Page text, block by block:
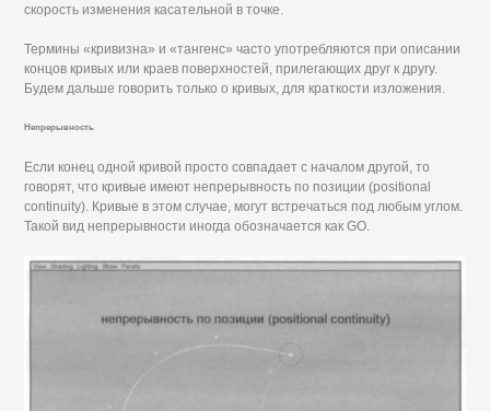
скорость изменения касательной в точке.
Термины «кривизна» и «тангенс» часто употребляются при описании
концов кривых или краев поверхностей, прилегающих друг к другу.
Будем дальше говорить только о кривых, для краткости изложения.
Непрерывность
Если конец одной кривой просто совпадает с началом другой, то
говорят, что кривые имеют непрерывность по позиции (positional
continuity). Кривые в этом случае, могут встречаться под любым углом.
Такой вид непрерывности иногда обозначается как GO.